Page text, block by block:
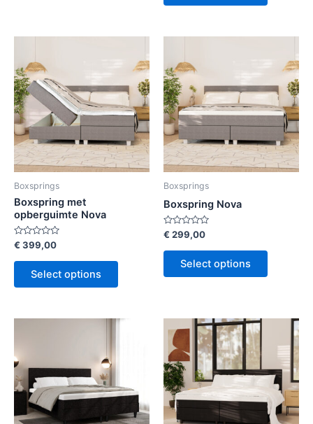
Boxsprings
Boxspring met
opberguimte Nova
Rated
0
out
€ 399,00
Select options
Boxsprings
Boxspring Nova
Rated
0
out
€ 299,00
Select options